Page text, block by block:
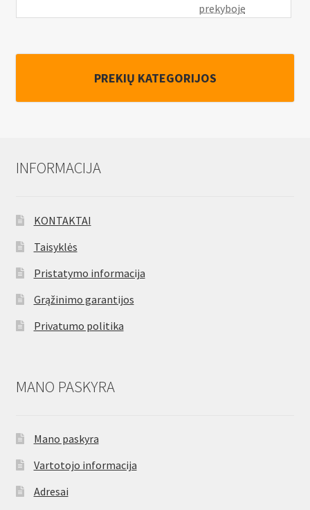
prekyboje
PREKIŲ KATEGORIJOS
INFORMACIJA
KONTAKTAI
Taisyklės
Pristatymo informacija
Grąžinimo garantijos
Privatumo politika
MANO PASKYRA
Mano paskyra
Vartotojo informacija
Adresai